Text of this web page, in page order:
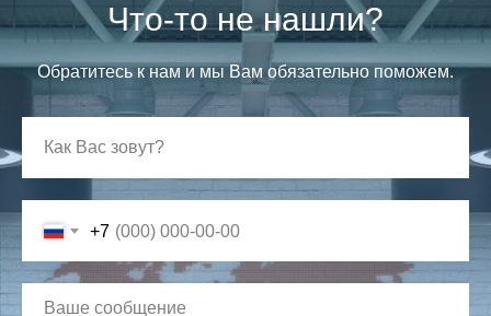
Что-то не нашли?
Обратитесь к нам и мы Вам обязательно поможем.
+7